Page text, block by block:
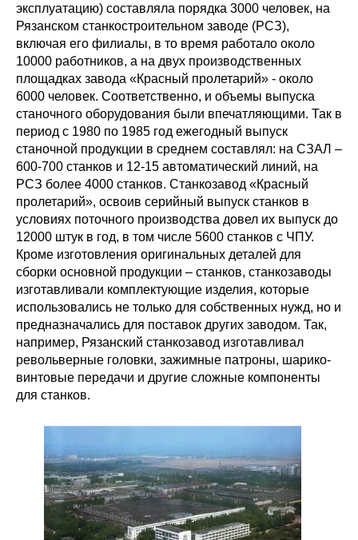
эксплуатацию) составляла порядка 3000 человек, на
Рязанском станкостроительном заводе (РСЗ),
включая его филиалы, в то время работало около
10000 работников, а на двух производственных
площадках завода «Красный пролетарий» - около
6000 человек. Соответственно, и объемы выпуска
станочного оборудования были впечатляющими. Так в
период с 1980 по 1985 год ежегодный выпуск
станочной продукции в среднем составлял: на СЗАЛ –
600-700 станков и 12-15 автоматический линий, на
РСЗ более 4000 станков. Станкозавод «Красный
пролетарий», освоив серийный выпуск станков в
условиях поточного производства довел их выпуск до
12000 штук в год, в том числе 5600 станков с ЧПУ.
Кроме изготовления оригинальных деталей для
сборки основной продукции – станков, станкозаводы
изготавливали комплектующие изделия, которые
использовались не только для собственных нужд, но и
предназначались для поставок других заводом. Так,
например, Рязанский станкозавод изготавливал
револьверные головки, зажимные патроны, шарико-
винтовые передачи и другие сложные компоненты
для станков.